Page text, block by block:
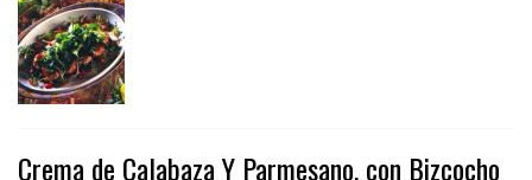
Crema de Calabaza Y Parmesano, con Bizcocho